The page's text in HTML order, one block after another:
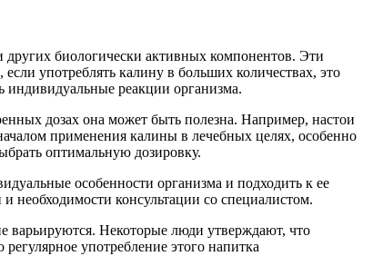
биологически активных компонентов. Эти
употреблять калину в больших количествах, это
реакции организма.
дозах она может быть полезна. Например, настои
применения калины в лечебных целях, особенно
оптимальную дозировку.
особенности организма и подходить к ее
необходимости консультации со специалистом.
варьируются. Некоторые люди утверждают, что
употребление этого напитка